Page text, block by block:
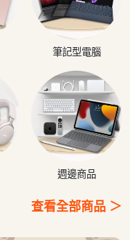
筆記型電腦
週邊商品
查看全部商品 ＞